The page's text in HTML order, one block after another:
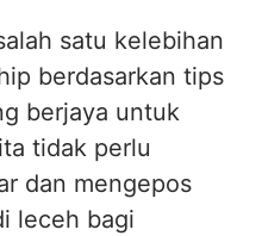
satu kelebihan
berdasarkan tips
berjaya untuk
tidak perlu
dan mengepos
leceh bagi